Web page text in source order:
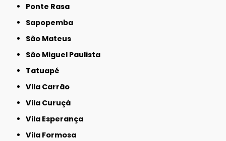
Ponte Rasa
Sapopemba
São Mateus
São Miguel Paulista
Tatuapé
Vila Carrão
Vila Curuçá
Vila Esperança
Vila Formosa